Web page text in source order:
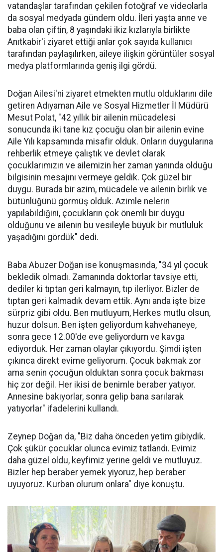
vatandaşlar tarafından çekilen fotoğraf ve videolarla
da sosyal medyada gündem oldu. İleri yaşta anne ve
baba olan çiftin, 8 yaşındaki ikiz kızlarıyla birlikte
Anıtkabir'i ziyaret ettiği anlar çok sayıda kullanıcı
tarafından paylaşılırken, aileye ilişkin görüntüler sosyal
medya platformlarında geniş ilgi gördü.
Doğan Ailesi'ni ziyaret etmekten mutlu olduklarını dile
getiren Adıyaman Aile ve Sosyal Hizmetler İl Müdürü
Mesut Polat, "42 yıllık bir ailenin mücadelesi
sonucunda iki tane kız çocuğu olan bir ailenin evine
Aile Yılı kapsamında misafir olduk. Onların duygularına
rehberlik etmeye çalıştık ve devlet olarak
çocuklarımızın ve ailemizin her zaman yanında olduğu
bilgisinin mesajını vermeye geldik. Çok güzel bir
duygu. Burada bir azim, mücadele ve ailenin birlik ve
bütünlüğünü görmüş olduk. Azimle nelerin
yapılabildiğini, çocukların çok önemli bir duygu
olduğunu ve ailenin bu vesileyle büyük bir mutluluk
yaşadığını gördük" dedi.
Baba Abuzer Doğan ise konuşmasında, "34 yıl çocuk
bekledik olmadı. Zamanında doktorlar tavsiye etti,
dediler ki tıptan geri kalmayın, tıp ilerliyor. Bizler de
tıptan geri kalmadık devam ettik. Aynı anda işte bize
sürpriz gibi oldu. Ben mutluyum, Herkes mutlu olsun,
huzur dolsun. Ben işten geliyordum kahvehaneye,
sonra gece 12.00'de eve geliyordum ve kavga
ediyorduk. Her zaman olaylar çıkıyordu. Şimdi işten
çıkınca direkt evime geliyorum. Çocuk bakmak zor
ama senin çocuğun olduktan sonra çocuk bakması
hiç zor değil. Her ikisi de benimle beraber yatıyor.
Annesine bakıyorlar, sonra gelip bana sarılarak
yatıyorlar" ifadelerini kullandı.
Zeynep Doğan da, "Biz daha önceden yetim gibiydik.
Çok şükür çocuklar olunca evimiz tatlandı. Evimiz
daha güzel oldu, keyfimiz yerine geldi ve mutluyuz.
Bizler hep beraber yemek yiyoruz, hep beraber
uyuyoruz. Kurban olurum onlara" diye konuştu.